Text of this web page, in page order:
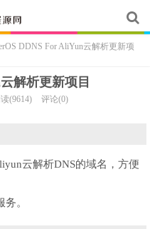
DDNS For AliYun云解析更新项
解析更新项目
(9614) 评论(0)
云解析DNS的域名，方便
。